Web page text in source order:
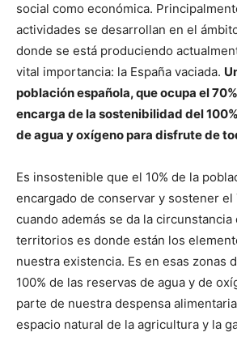
social como económica.
actividades se desarrollan en el
donde se está produciendo
vital importancia: la España vaciada.
población española, que ocupa el
encarga de la sostenibilidad del
de agua y oxígeno para disfrute de
Es insostenible que el 10% de la
encargado de conservar y sostener
cuando además se da la circunstancia
territorios es donde están los
nuestra existencia. Es en esas zonas
100% de las reservas de agua y de
parte de nuestra despensa
espacio natural de la agricultura y la